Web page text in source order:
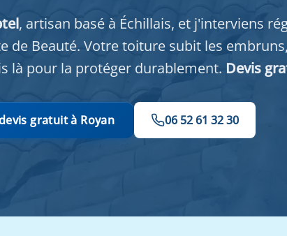
, artisan basé à Échillais, et j'interviens
de Beauté. Votre toiture subit les
là pour la protéger durablement. Devis
gratuit à Royan 06 52 61 32 30